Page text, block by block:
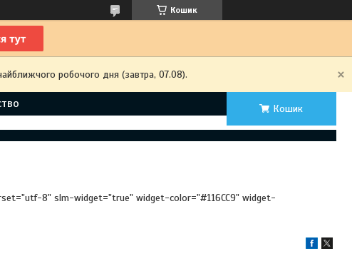
Кошик
робочого дня (завтра, 07.08).
Кошик
8" slm-widget="true" widget-color="#116CC9" widget-